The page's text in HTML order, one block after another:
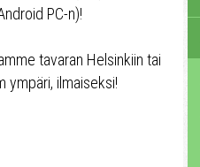
PC-n)!
tavaran Helsinkiin tai
ympäri, ilmaiseksi!